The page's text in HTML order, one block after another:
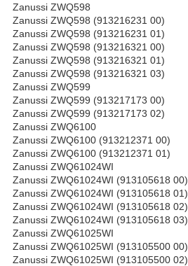
Zanussi ZWQ598
Zanussi ZWQ598 (913216231 00)
Zanussi ZWQ598 (913216231 01)
Zanussi ZWQ598 (913216321 00)
Zanussi ZWQ598 (913216321 01)
Zanussi ZWQ598 (913216321 03)
Zanussi ZWQ599
Zanussi ZWQ599 (913217173 00)
Zanussi ZWQ599 (913217173 02)
Zanussi ZWQ6100
Zanussi ZWQ6100 (913212371 00)
Zanussi ZWQ6100 (913212371 01)
Zanussi ZWQ61024WI
Zanussi ZWQ61024WI (913105618 00)
Zanussi ZWQ61024WI (913105618 01)
Zanussi ZWQ61024WI (913105618 02)
Zanussi ZWQ61024WI (913105618 03)
Zanussi ZWQ61025WI
Zanussi ZWQ61025WI (913105500 00)
Zanussi ZWQ61025WI (913105500 02)